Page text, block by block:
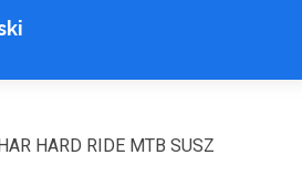
HARD RIDE MTB SUSZ